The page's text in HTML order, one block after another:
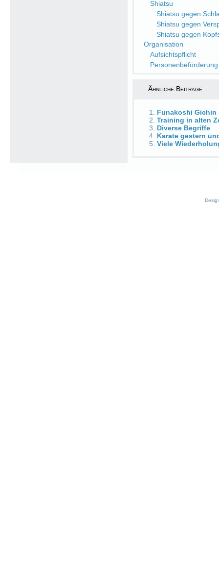
Shiatsu
Shiatsu gegen
Shiatsu gegen
Shiatsu gegen
Organisation
Aufsichtspflicht
Personenbeförderung
Ähnliche Beiträge
Funakoshi Gichin
Training in alten
Diverse Begriffe
Karate gestern
Viele